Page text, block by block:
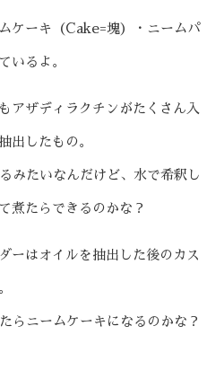
ケーキ（Cake=塊）・ニームパ
いるよ。
アザディラクチンがたくさん入
出したもの。
みたいなんだけど、水で希釈し
煮たらできるのかな？
ーはオイルを抽出した後のカス
らニームケーキになるのかな？